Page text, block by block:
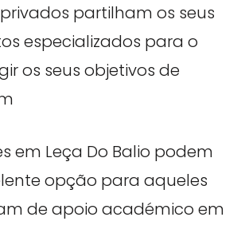
partilham os seus
especializados para o
os seus objetivos de
em Leça Do Balio podem
opção para aqueles
de apoio académico em